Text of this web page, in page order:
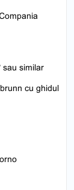
sau similar
cu ghidul